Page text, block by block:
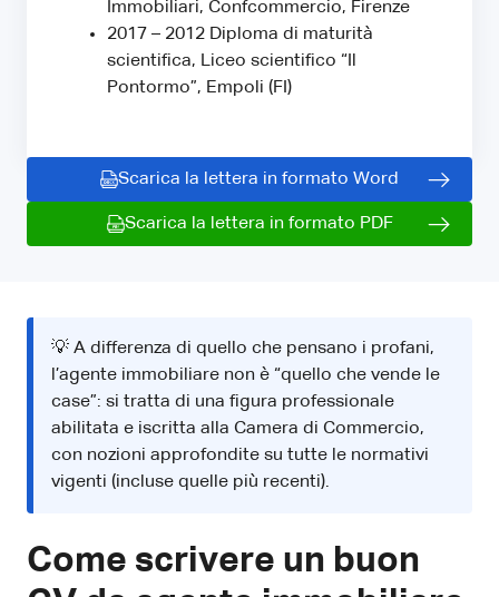
Immobiliari, Confcommercio, Firenze
2017 – 2012 Diploma di maturità
scientifica, Liceo scientifico “Il
Pontormo”, Empoli (FI)
Scarica la lettera in formato Word
Scarica la lettera in formato PDF
💡 A differenza di quello che pensano i profani,
l’agente immobiliare non è “quello che vende le
case”: si tratta di una figura professionale
abilitata e iscritta alla Camera di Commercio,
con nozioni approfondite su tutte le normativi
vigenti (incluse quelle più recenti).
Come scrivere un buon